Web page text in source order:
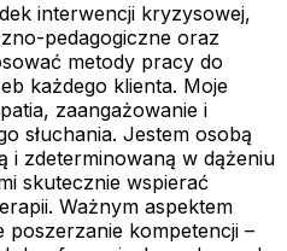
interwencji kryzysowej,
pedagogiczne oraz
metody pracy do
każdego klienta. Moje
zaangażowanie i
słuchania. Jestem osobą
i zdeterminowaną w dążeniu
skutecznie wspierać
Ważnym aspektem
poszerzanie kompetencji –